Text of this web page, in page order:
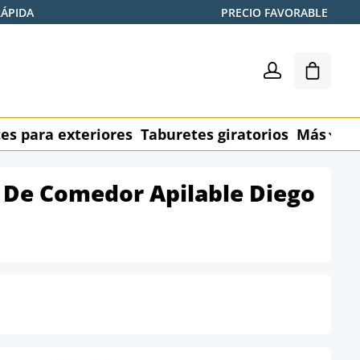
PRECIO FAVORABLE
El
para exteriores Taburetes giratorios Más
De Comedor Apilable Diego